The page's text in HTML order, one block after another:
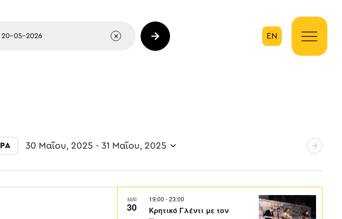
EN
30 Μαΐου, 2025 - 31 Μαΐου, 2025
ΜΑΪ
30
19:00-23:00
Κρητικό Γλέντι με τον